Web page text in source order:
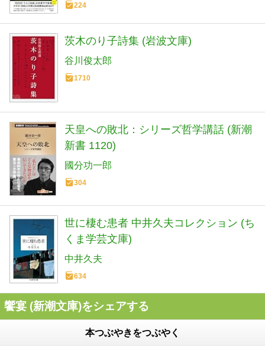
224
茨木のり子詩集 (岩波文庫)
谷川俊太郎
1710
天皇への敗北：シリーズ哲学講話 (新潮
新書 1120)
國分功一郎
304
世に棲む患者 中井久夫コレクション (ち
くま学芸文庫)
中井久夫
634
饗宴 (新潮文庫)をシェアする
本つぶやきをつぶやく